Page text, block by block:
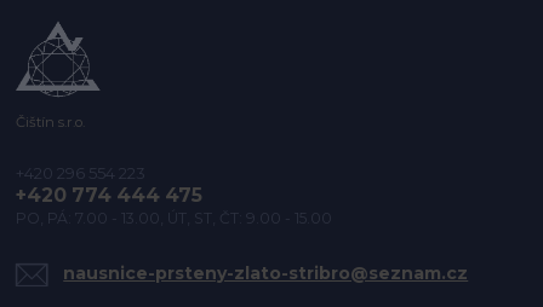
Čištín s.r.o.
+420 296 554 223
+420 774 444 475
PO, PÁ: 7.00 - 13.00, ÚT, ST, ČT: 9.00 - 15.00
nausnice-prsteny-zlato-stribro@seznam.cz